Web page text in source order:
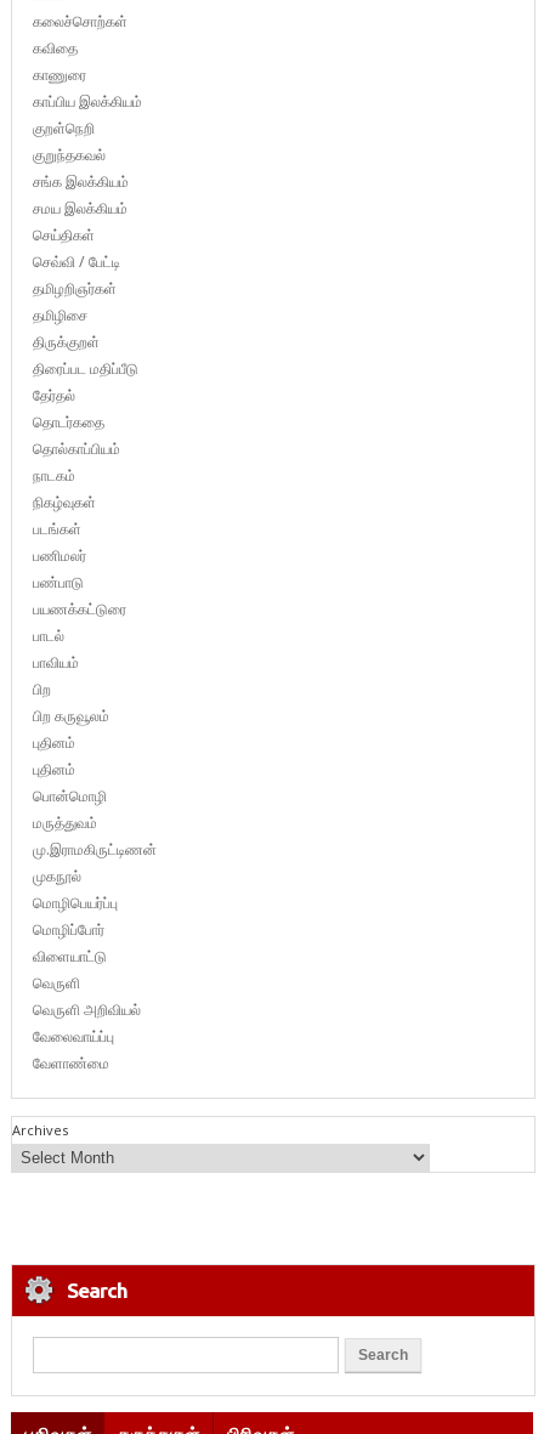
கலைச்சொற்கள்
கவிதை
காணுரை
காப்பிய இலக்கியம்
குறள்நெறி
குறுந்தகவல்
சங்க இலக்கியம்
சமய இலக்கியம்
செய்திகள்
செவ்வி / பேட்டி
தமிழறிஞர்கள்
தமிழிசை
திருக்குறள்
திரைப்பட மதிப்பீடு
தேர்தல்
தொடர்கதை
தொல்காப்பியம்
நாடகம்
நிகழ்வுகள்
படங்கள்
பணிமலர்
பண்பாடு
பயணக்கட்டுரை
பாடல்
பாவியம்
பிற
பிற கருவூலம்
புதினம்
புதினம்
பொன்மொழி
மருத்துவம்
மு.இராமகிருட்டிணன்
முகநூல்
மொழிபெயர்ப்பு
மொழிப்போர்
விளையாட்டு
வெருளி
வெருளி அறிவியல்
வேலைவாய்ப்பு
வேளாண்மை
Archives
Search